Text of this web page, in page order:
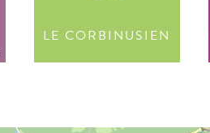
LE CORBINUSIEN